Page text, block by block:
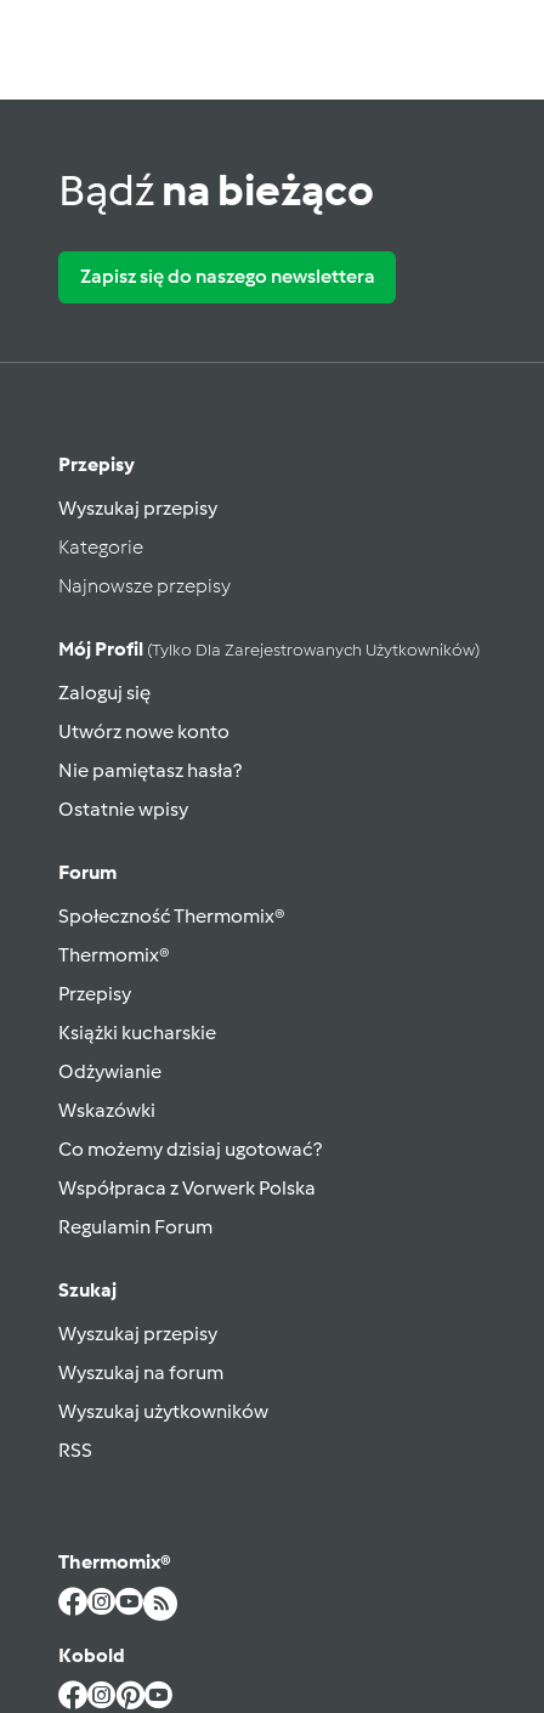
Bądźna bieżąco
Zapisz się do naszego newslettera
Przepisy
Wyszukaj przepisy
Kategorie
Najnowsze przepisy
Mój Profil (tylko Dla Zarejestrowanych Użytkowników)
Zaloguj się
Utwórz nowe konto
Nie pamiętasz hasła?
Ostatnie wpisy
Forum
Społeczność Thermomix®
Thermomix®
Przepisy
Książki kucharskie
Odżywianie
Wskazówki
Co możemy dzisiaj ugotować?
Współpraca z Vorwerk Polska
Regulamin Forum
Szukaj
Wyszukaj przepisy
Wyszukaj na forum
Wyszukaj użytkowników
RSS
Thermomix®
Kobold